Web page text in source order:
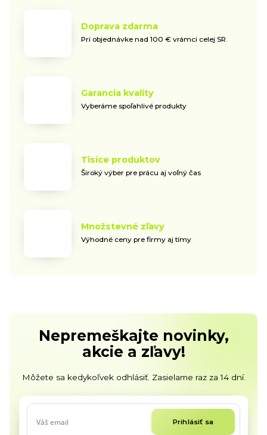
Doprava zdarma
Pri objednávke nad 100 € vrámci celej SR.
Garancia kvality
Vyberáme spoľahlivé produkty
Tisíce produktov
Široký výber pre prácu aj voľný čas
Množstevné zľavy
Výhodné ceny pre firmy aj tímy
Nepremeškajte novinky,
akcie a zľavy!
Môžete sa kedykoľvek odhlásiť. Zasielame raz za 14 dní.
Prihlásiť sa